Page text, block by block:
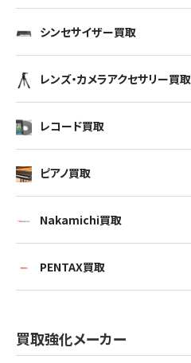
シンセサイザー買取
レンズ・カメラアクセサリー買取
レコード買取
ピアノ買取
Nakamichi買取
PENTAX買取
買取強化メーカー